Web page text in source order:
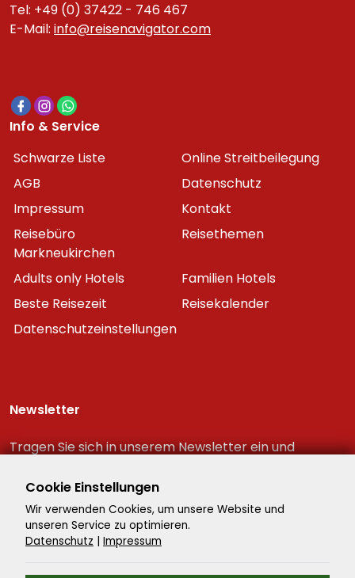
Tel: +49 (0) 37422 - 746 467
E-Mail: info@reisenavigator.com
Info & Service
Schwarze Liste
Online Streitbeilegung
AGB
Datenschutz
Impressum
Kontakt
Reisebüro
Markneukirchen
Reisethemen
Adults only Hotels
Familien Hotels
Beste Reisezeit
Reisekalender
Datenschutzeinstellungen
Newsletter
Tragen Sie sich in unserem Newsletter ein und
Reiseschnäppchen!
Cookie Einstellungen
Wir verwenden Cookies, um unsere Website und
unseren Service zu optimieren.
Datenschutz | Impressum